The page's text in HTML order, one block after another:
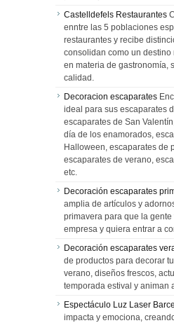
Castelldefels Restaurantes
enntre las 5 poblaciones
restaurantes y recibe
consolidan como un destino
en materia de gastronomía,
calidad.
Decoracion escaparates
ideal para sus escaparates
escaparates de San
día de los enamorados,
Halloween, escaparates de
escaparates de verano,
etc.
Decoración escaparates
amplia de artículos y
primavera para que la
empresa y quiera entrar a
Decoración escaparates
de productos para decorar
verano, diseños frescos,
temporada estival y animan
Espectáculo Luz Laser
impacta y emociona,